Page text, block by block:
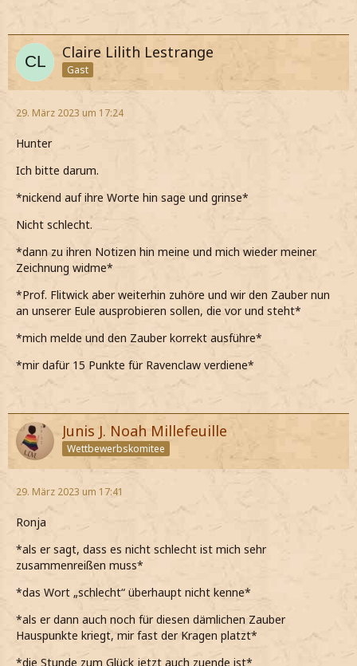
Claire Lilith Lestrange
Gast
29. März 2023 um 17:24
Hunter
Ich bitte darum.
*nickend auf ihre Worte hin sage und grinse*
Nicht schlecht.
*dann zu ihren Notizen hin meine und mich wieder meiner
Zeichnung widme*
*Prof. Flitwick aber weiterhin zuhöre und wir den Zauber nun
an unserer Eule ausprobieren sollen, die vor und steht*
*mich melde und den Zauber korrekt ausführe*
*mir dafür 15 Punkte für Ravenclaw verdiene*
Junis J. Noah Millefeuille
Wettbewerbskomitee
29. März 2023 um 17:41
Ronja
*als er sagt, dass es nicht schlecht ist mich sehr
zusammenreißen muss*
*das Wort „schlecht“ überhaupt nicht kenne*
*als er dann auch noch für diesen dämlichen Zauber
Hauspunkte kriegt, mir fast der Kragen platzt*
*die Stunde zum Glück jetzt auch zuende ist*